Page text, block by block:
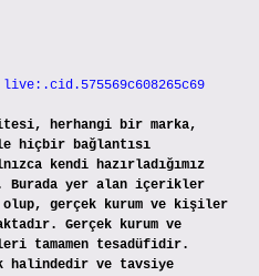
herhangi bir marka,
hiçbir bağlantısı
kendi hazırladığımız
Burada yer alan içerikler
gerçek kurum ve kişiler
Gerçek kurum ve
tamamen tesadüfidir.
ve tavsiye